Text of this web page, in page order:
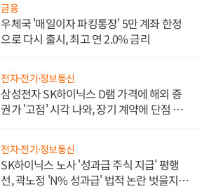
금융
우체국 '매일이자 파킹통장' 5만 계좌 한정
으로 다시 출시, 최고 연 2.0% 금리
전자·전기·정보통신
삼성전자 SK하이닉스 D램 가격에 해외 증
권가 '고점' 시각 나와, 장기 계약에 단점 부
전자·전기·정보통신
SK하이닉스 노사 '성과급 주식 지급' 평행
선, 곽노정 'N% 성과급' 법적 논란 벗을지 주